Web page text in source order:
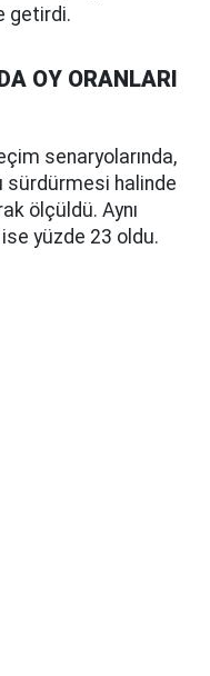
getirdi.
OY ORANLARI
senaryolarında,
sürdürmesi halinde
ölçüldü. Aynı
yüzde 23 oldu.